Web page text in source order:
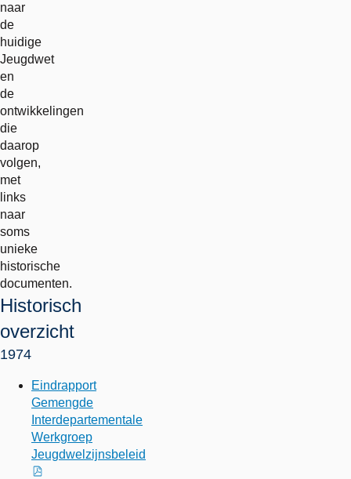
naar
de
huidige
Jeugdwet
en
de
ontwikkelingen
die
daarop
volgen,
met
links
naar
soms
unieke
historische
documenten.
Historisch
overzicht
1974
Eindrapport
Gemengde
Interdepartementale
Werkgroep
Jeugdwelzijnsbeleid